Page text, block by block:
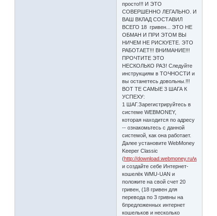
просто!!! И ЭТО
СОВЕРШЕННО ЛЕГАЛЬНО. И
ВАШ ВКЛАД СОСТАВИЛ
ВСЕГО 18 гривен... ЭТО НЕ
ОБМАН И ПРИ ЭТОМ ВЫ
НИЧЕМ НЕ РИСКУЕТЕ. ЭТО
РАБОТАЕТ!!! ВНИМАНИЕ!!!
ПРОЧТИТЕ ЭТО
НЕСКОЛЬКО РАЗ! Следуйте
инструкциям в ТОЧНОСТИ и
вы останетесь довольны.!!!
ВОТ ТЕ САМЫЕ 3 ШАГА К
УСПЕХУ:
1 ШАГ.Зарегистрируйтесь в
системе WEBMONEY,
которая находится по адресу
-- ознакомьтесь с данной
системой, как она работает.
Далее установите WebMoney
Keeper Classic
(http://download.webmoney.ru/
и создайте себе Интернет-
кошелёк WMU-UAN и
положите на свой счет 20
гривен, (18 гривен для
перевода по 3 гривны на
6предложенных интернет
кошельков и несколько